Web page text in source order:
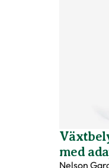
med
Nelson